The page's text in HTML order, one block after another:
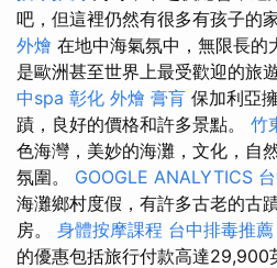
吧，但這裡仍然有很多有孩子的
外燴 在地中海氣氛中，無限長的
是歐洲甚至世界上最受歡迎的旅
中spa 彰化 外燴 膏肓 保加利亞
蹟，良好的價格和許多景點。 竹
色海灣，美妙的海灘，文化，自
氛圍。 GOOGLE ANALYTICS
海灘鄉村度假，有許多古老的古
房。 身體按摩課程 台中排毒推薦
的優惠包括旅行付款高達29,900